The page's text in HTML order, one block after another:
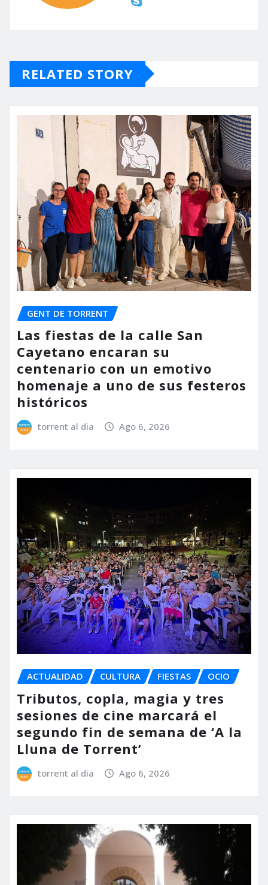
RELATED STORY
GENT DE TORRENT
Las fiestas de la calle San
Cayetano encaran su
centenario con un emotivo
homenaje a uno de sus festeros
históricos
torrent al dia Ago 6, 2026
ACTUALIDAD CULTURA FIESTAS OCIO
Tributos, copla, magia y tres
sesiones de cine marcará el
segundo fin de semana de ‘A la
Lluna de Torrent’
torrent al dia Ago 6, 2026